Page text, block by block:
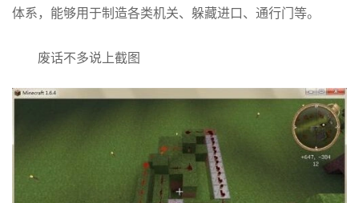
体系，能够用于制造各类机关、躲藏进口、通行门等。
废话不多说上截图